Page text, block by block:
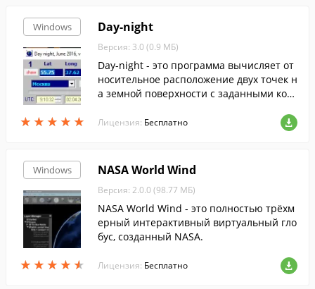
Windows
★ ★ ★ ★ ★
★ ★ ★ ★ ★
Day-night
Версия: 3.0 (0.9 МБ)
Day-night - это программа вычисляет от
носительное расположение двух точек н
а земной поверхности с заданными коо
ия кратчайшего пути между этими точка
Лицензия: Бесплатно
Windows
★ ★ ★ ★ ★
★ ★ ★ ★ ★
NASA World Wind
Версия: 2.0.0 (98.77 МБ)
NASA World Wind - это полностью трёхм
ерный интерактивный виртуальный гло
бус, созданный NASA.
Лицензия: Бесплатно